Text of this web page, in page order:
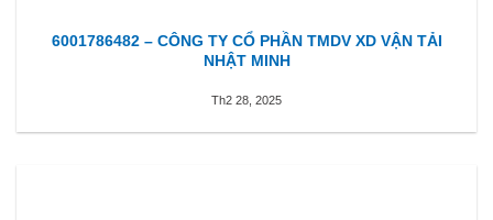
6001786482 – CÔNG TY CỔ PHẦN TMDV XD VẬN TẢI
NHẬT MINH
Th2 28, 2025